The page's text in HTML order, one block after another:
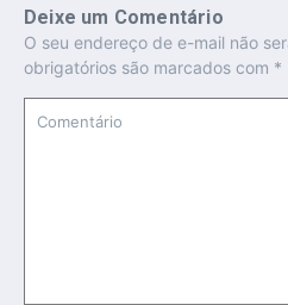
Deixe um Comentário
O seu endereço de e-mail não
obrigatórios são marcados com *